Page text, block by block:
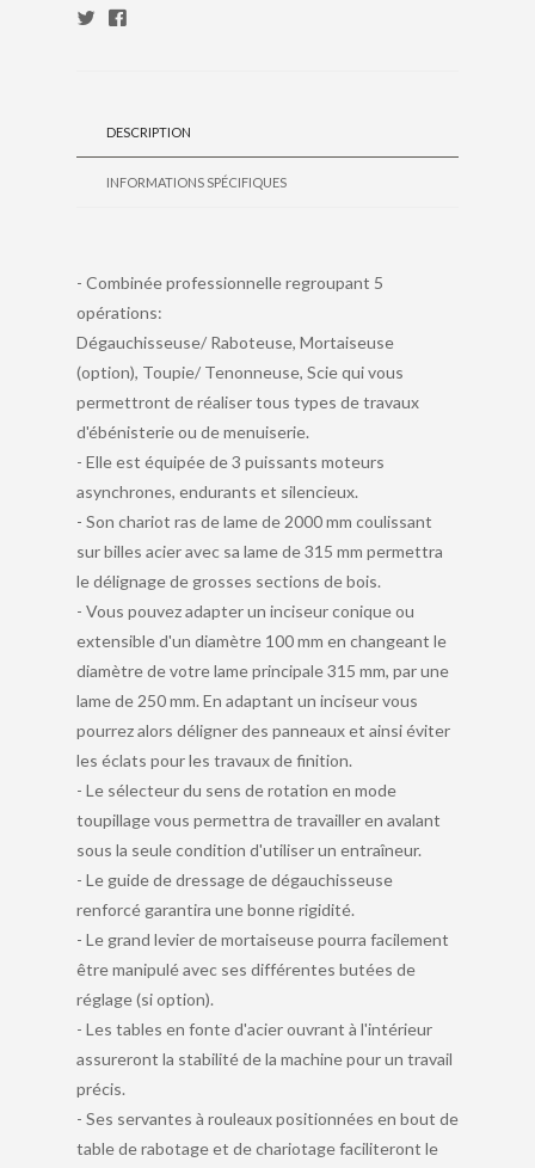
DESCRIPTION
INFORMATIONS SPÉCIFIQUES
- Combinée professionnelle regroupant 5
opérations:
Dégauchisseuse/ Raboteuse, Mortaiseuse
(option), Toupie/ Tenonneuse, Scie qui vous
permettront de réaliser tous types de travaux
d'ébénisterie ou de menuiserie.
- Elle est équipée de 3 puissants moteurs
asynchrones, endurants et silencieux.
- Son chariot ras de lame de 2000 mm coulissant
sur billes acier avec sa lame de 315 mm permettra
le délignage de grosses sections de bois.
- Vous pouvez adapter un inciseur conique ou
extensible d'un diamètre 100 mm en changeant le
diamètre de votre lame principale 315 mm, par une
lame de 250 mm. En adaptant un inciseur vous
pourrez alors déligner des panneaux et ainsi éviter
les éclats pour les travaux de finition.
- Le sélecteur du sens de rotation en mode
toupillage vous permettra de travailler en avalant
sous la seule condition d'utiliser un entraîneur.
- Le guide de dressage de dégauchisseuse
renforcé garantira une bonne rigidité.
- Le grand levier de mortaiseuse pourra facilement
être manipulé avec ses différentes butées de
réglage (si option).
- Les tables en fonte d'acier ouvrant à l'intérieur
assureront la stabilité de la machine pour un travail
précis.
- Ses servantes à rouleaux positionnées en bout de
table de rabotage et de chariotage faciliteront le